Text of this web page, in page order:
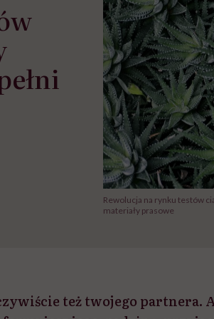
Rewolucja na rynku testów
materiały prasowe
też twojego partnera.